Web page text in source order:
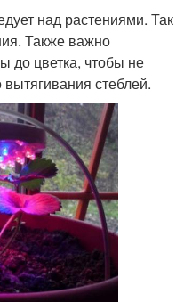
над растениями. Так
Также важно
до цветка, чтобы не
стеблей.